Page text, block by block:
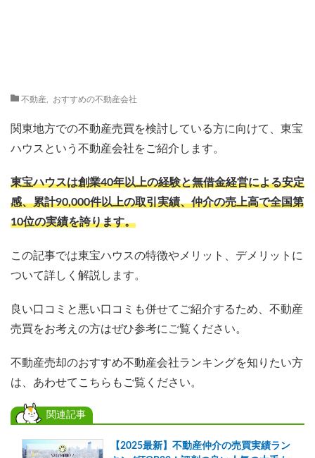
不動産, おすすめの不動産会社
関東地方での不動産売買を検討している方に向けて、東宝
ハウスという不動産会社をご紹介します。
東宝ハウスは創業40年以上の経験と無借金経営による安定
感、累計90,000件以上の取引実績、仲介の売上高で全国第
10位の実績を誇ります。
この記事では東宝ハウスの特徴やメリット、デメリットに
ついて詳しく解説します。
良い口コミと悪い口コミも併せてご紹介するため、不動産
売買をお考えの方はぜひ参考にご覧ください。
不動産売却のおすすめ不動産会社ランキングを知りたい方
は、あわせてこちらもご覧ください。
関連記事
【2025最新】不動産仲介の売買実績ラン